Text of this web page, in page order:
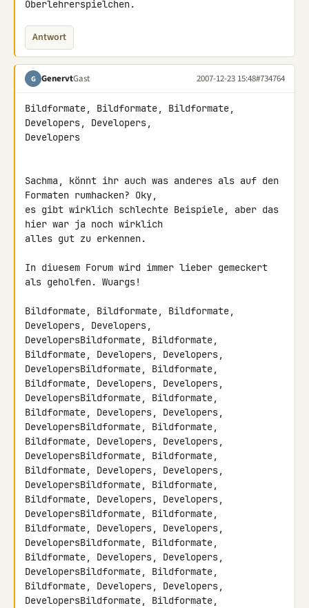
Oberlehrerspielchen.
Antwort
G GenervtGast 2007-12-23 15:48#734764
Bildformate, Bildformate, Bildformate,
Developers, Developers,
Developers
Sachma, könnt ihr auch was anderes als auf den
Formaten rumhacken? Oky,
es gibt wirklich schlechte Beispiele, aber das
hier war ja noch wirklich
alles gut zu erkennen.
In diuesem Forum wird immer lieber gemeckert
als geholfen. Wuargs!
Bildformate, Bildformate, Bildformate,
Developers, Developers,
DevelopersBildformate, Bildformate,
Bildformate, Developers, Developers,
DevelopersBildformate, Bildformate,
Bildformate, Developers, Developers,
DevelopersBildformate, Bildformate,
Bildformate, Developers, Developers,
DevelopersBildformate, Bildformate,
Bildformate, Developers, Developers,
DevelopersBildformate, Bildformate,
Bildformate, Developers, Developers,
DevelopersBildformate, Bildformate,
Bildformate, Developers, Developers,
DevelopersBildformate, Bildformate,
Bildformate, Developers, Developers,
DevelopersBildformate, Bildformate,
Bildformate, Developers, Developers,
DevelopersBildformate, Bildformate,
Bildformate, Developers, Developers,
DevelopersBildformate, Bildformate,